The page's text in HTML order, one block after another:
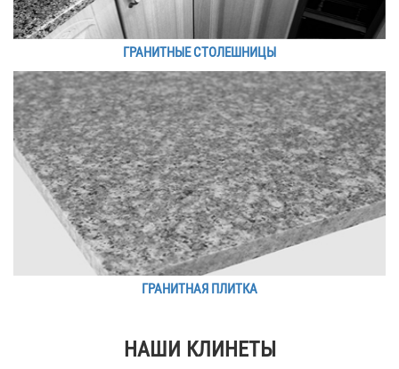
ГРАНИТНЫЕ СТОЛЕШНИЦЫ
ГРАНИТНАЯ ПЛИТКА
НАШИ КЛИНЕТЫ